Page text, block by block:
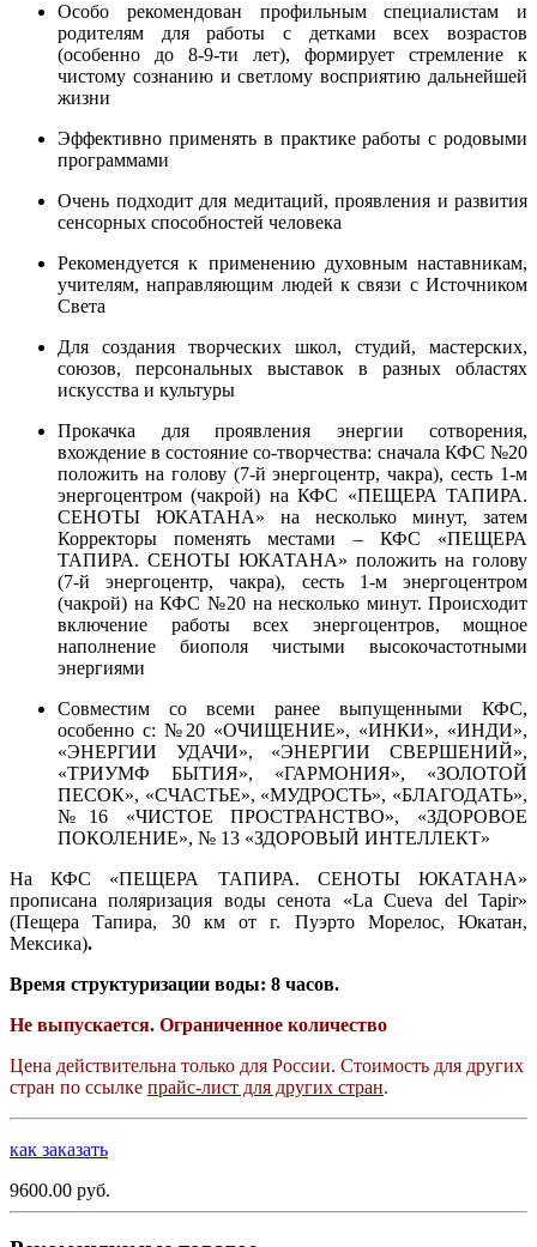
Особо рекомендован профильным специалистам и
родителям для работы с детками всех возрастов
(особенно до 8-9-ти лет), формирует стремление к
чистому сознанию и светлому восприятию дальнейшей
жизни
Эффективно применять в практике работы с родовыми
программами
Очень подходит для медитаций, проявления и развития
сенсорных способностей человека
Рекомендуется к применению духовным наставникам,
учителям, направляющим людей к связи с Источником
Света
Для создания творческих школ, студий, мастерских,
союзов, персональных выставок в разных областях
искусства и культуры
Прокачка для проявления энергии сотворения,
вхождение в состояние со-творчества: сначала КФС №20
положить на голову (7-й энергоцентр, чакра), сесть 1-м
энергоцентром (чакрой) на КФС «ПЕЩЕРА ТАПИРА.
СЕНОТЫ ЮКАТАНА» на несколько минут, затем
Корректоры поменять местами – КФС «ПЕЩЕРА
ТАПИРА. СЕНОТЫ ЮКАТАНА» положить на голову
(7-й энергоцентр, чакра), сесть 1-м энергоцентром
(чакрой) на КФС №20 на несколько минут. Происходит
включение работы всех энергоцентров, мощное
наполнение биополя чистыми высокочастотными
энергиями
Совместим со всеми ранее выпущенными КФС,
особенно с: №20 «ОЧИЩЕНИЕ», «ИНКИ», «ИНДИ»,
«ЭНЕРГИИ УДАЧИ», «ЭНЕРГИИ СВЕРШЕНИЙ»,
«ТРИУМФ БЫТИЯ», «ГАРМОНИЯ», «ЗОЛОТОЙ
ПЕСОК», «СЧАСТЬЕ», «МУДРОСТЬ», «БЛАГОДАТЬ»,
№16 «ЧИСТОЕ ПРОСТРАНСТВО», «ЗДОРОВОЕ
ПОКОЛЕНИЕ», № 13 «ЗДОРОВЫЙ ИНТЕЛЛЕКТ»
На КФС «ПЕЩЕРА ТАПИРА. СЕНОТЫ ЮКАТАНА»
прописана поляризация воды сенота «La Cueva del Tapir»
(Пещера Тапира, 30 км от г. Пуэрто Морелос, Юкатан,
Мексика).
Время структуризации воды: 8 часов.
Не выпускается. Ограниченное количество
Цена действительна только для России. Стоимость для других
стран по ссылке прайс-лист для других стран.
как заказать
9600.00 руб.